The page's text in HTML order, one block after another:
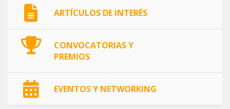
ARTÍCULOS DE INTERÉS
CONVOCATORIAS Y
PREMIOS
EVENTOS Y NETWORKING